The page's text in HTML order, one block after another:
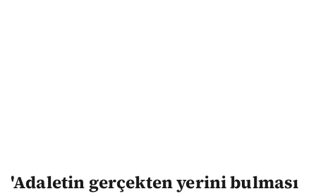
'Adaletin gerçekten yerini bulması